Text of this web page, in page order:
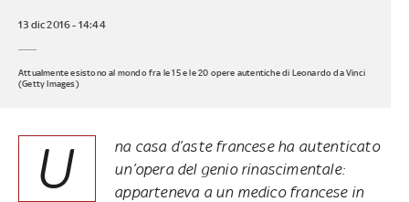
13 dic 2016 - 14:44
Attualmente esistono al mondo fra le 15 e le 20 opere autentiche di Leonardo da Vinci
(Getty Images)
U
na casa d’aste francese ha autenticato
un’opera del genio rinascimentale:
apparteneva a un medico francese in